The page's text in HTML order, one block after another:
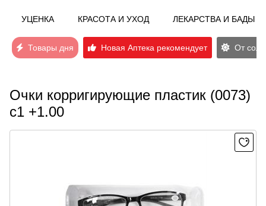
УЦЕНКА КРАСОТА И УХОД ЛЕКАРСТВА И БАДЫ
Товары дня Новая Аптека рекомендует От
Очки корригирующие пластик (0073)
с1 +1.00